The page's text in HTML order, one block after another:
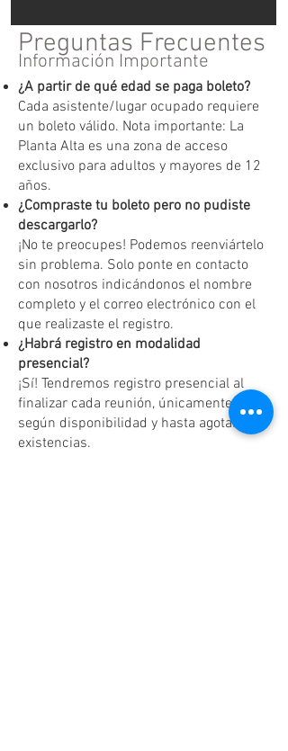
Preguntas Frecuentes
Información Importante
¿A partir de qué edad se paga boleto?
Cada asistente/lugar ocupado requiere
un boleto válido. Nota importante: La
Planta Alta es una zona de acceso
exclusivo para adultos y mayores de 12
años.
¿Compraste tu boleto pero no pudiste
descargarlo?
¡No te preocupes! Podemos reenviártelo
sin problema. Solo ponte en contacto
con nosotros indicándonos el nombre
completo y el correo electrónico con el
que realizaste el registro.
¿Habrá registro en modalidad
presencial?
¡Sí! Tendremos registro presencial al
finalizar cada reunión, únicamente
según disponibilidad y hasta agotar
existencias.